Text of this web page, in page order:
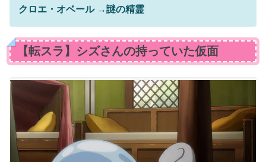
クロエ・オベール →謎の精霊
【転スラ】シズさんの持っていた仮面